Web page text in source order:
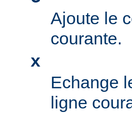
Ajoute le
courante.
x
Echange
ligne